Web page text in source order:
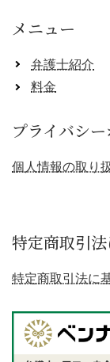
メニュー
弁護士紹介
料金
プライバシ
個人情報の取り
特定商取引
特定商取引法に